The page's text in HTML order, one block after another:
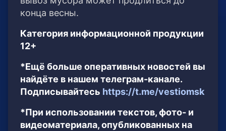
конца весны.
Категория информационной продукции
12+
*Ещё больше оперативных новостей вы
найдёте в нашем телеграм-канале.
Подписывайтесь https://t.me/vestiomsk
*При использовании текстов, фото- и
видеоматериала, опубликованных на